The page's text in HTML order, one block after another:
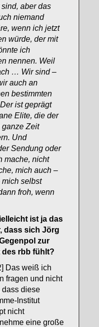
aber das
niemand
wenn ich jetzt
würde, der mit
ich
nennen. Weil
… Wir sind –
auch an
bestimmten
ist geprägt
Elite, die der
ganze Zeit
Und
Sendung oder
mache, nicht
mich auch –
selbst
froh, wenn
ist ja das
dass sich Jörg
zur
rbb fühlt?
Das weiß ich
fragen und nicht
dass diese
Institut
nicht
eine große